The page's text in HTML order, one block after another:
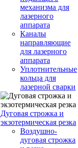
механизма для
лазерного
аппарата
Каналы
направляющие
для лазерного
аппарата
Уплотнительные
кольца для
лазерной сварки
Дуговая строжка и
экзотермическая резка
Воздушно-
дуговая строжка